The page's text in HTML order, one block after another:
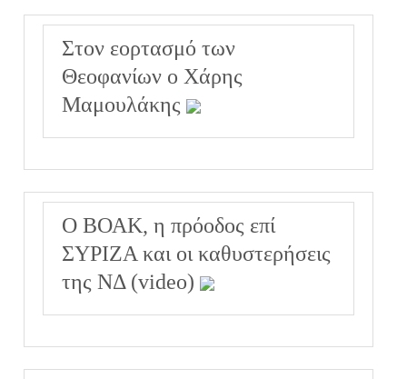
Στον εορτασμό των
Θεοφανίων ο Χάρης
Μαμουλάκης
Ο ΒΟΑΚ, η πρόοδος επί
ΣΥΡΙΖΑ και οι καθυστερήσεις
της ΝΔ (video)